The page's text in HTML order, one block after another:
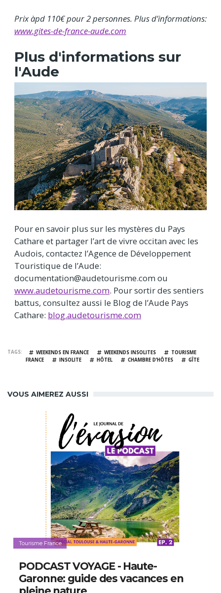
Prix àpd 110€pour 2 personnes. Plus d’informations:
www.gites-de-france-aude.com
Plus d'informations sur
l'Aude
Pour en savoir plus sur les mystères du Pays
Cathare et partager l’art de vivre occitan avec les
Audois, contactez l’Agence de Développement
Touristique de l’Aude:
documentation@audetourisme.com ou
www.audetourisme.com. Pour sortir des sentiers
battus, consultez aussi le Blog de l’Aude Pays
Cathare: blog.audetourisme.com
TAGS WEEKENDS EN FRANCE WEEKENDS INSOLITES
TOURISME
FRANCE
INSOLITE HÔTEL CHAMBRE D’HÔTES GÎTE
VOUS AIMEREZ AUSSI
Tourisme France
PODCAST VOYAGE - Haute-
Garonne: guide des vacances en